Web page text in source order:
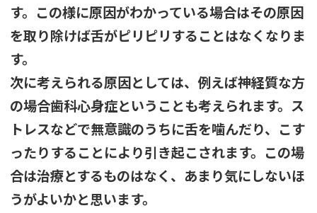
す。この様に原因がわかっている場合はその原因
を取り除けば舌がピリピリすることはなくなりま
す。
次に考えられる原因としては、例えば神経質な方
の場合歯科心身症ということも考えられます。ス
トレスなどで無意識のうちに舌を噛んだり、こす
ったりすることにより引き起こされます。この場
合は治療とするものはなく、あまり気にしないほ
うがよいかと思います。